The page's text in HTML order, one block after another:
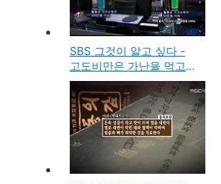
SBS 그것이 알고 싶다 -
고도비만은 가난을 먹고
자란다